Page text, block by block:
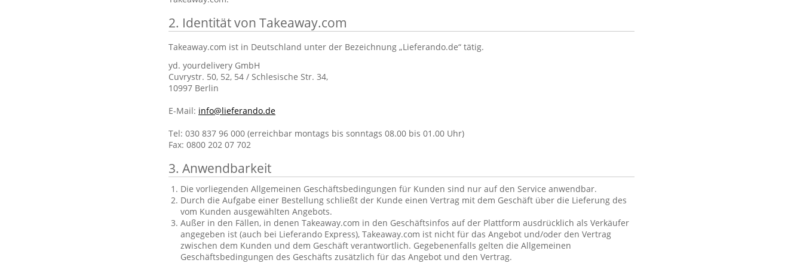
2. Identität von Takeaway.com
Takeaway.com ist in Deutschland unter der Bezeichnung „Lieferando.de“ tätig.
yd. yourdelivery GmbH
Cuvrystr. 50, 52, 54 / Schlesische Str. 34,
10997 Berlin
E-Mail: info@lieferando.de
Tel: 030 837 96 000 (erreichbar montags bis sonntags 08.00 bis 01.00 Uhr)
Fax: 0800 202 07 702
3. Anwendbarkeit
Die vorliegenden Allgemeinen Geschäftsbedingungen für Kunden sind nur auf den Service anwendbar.
Durch die Aufgabe einer Bestellung schließt der Kunde einen Vertrag mit dem Geschäft über die Lieferung des
vom Kunden ausgewählten Angebots.
Außer in den Fällen, in denen Takeaway.com in den Geschäftsinfos auf der Plattform ausdrücklich als Verkäufer
angegeben ist (auch bei Lieferando Express), Takeaway.com ist nicht für das Angebot und/oder den Vertrag
zwischen dem Kunden und dem Geschäft verantwortlich. Gegebenenfalls gelten die Allgemeinen
Geschäftsbedingungen des Geschäfts zusätzlich für das Angebot und den Vertrag.